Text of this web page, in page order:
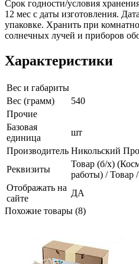
Срок годности/условия
12 мес с даты изготовления.
упаковке. Хранить при
солнечных лучей и приборов
Характеристики
Вес и габариты
Вес (грамм)
540
Прочие
Базовая
единица
шт
Производитель Никольский
Реквизиты
Товар (б/х)
работы) / Товар
Отображать на
сайте
ДА
Похожие товары (8)